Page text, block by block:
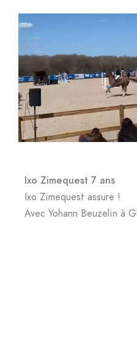
Ixo Zimequest 7 ans
Ixo Zimequest assure !
Avec Yohann Beuzelin à